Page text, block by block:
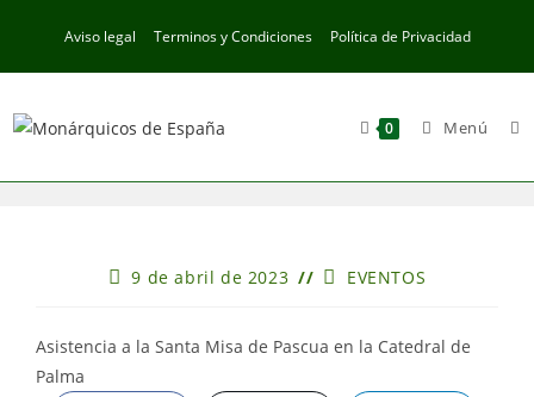
contenido
Aviso legal Terminos y Condiciones Política de Privacidad
0 Menú
Publicación
entrada:
9 de abril de 2023
Categoría
entrada:
EVENTOS
Asistencia a la Santa Misa de Pascua en la Catedral de
Palma